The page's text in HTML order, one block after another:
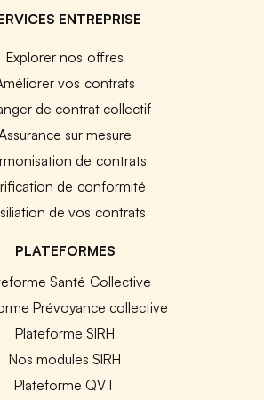
ENTREPRISE
Explorer nos offres
vos contrats
de contrat collectif
sur mesure
de contrats
de conformité
de vos contrats
PLATEFORMES
Santé Collective
Prévoyance collective
Plateforme SIRH
Nos modules SIRH
Plateforme QVT